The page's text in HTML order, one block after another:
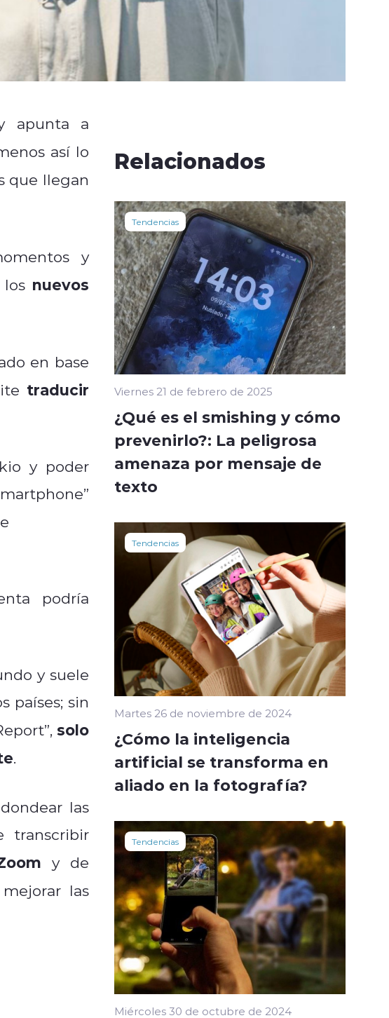
apunta a
así lo
que llegan
y
nuevos
en base
traducir
y poder
podría
y suele
países; sin
solo
.
las
transcribir
y de
las
Relacionados
Tendencias
Viernes 21 de febrero de 2025
¿Qué es el smishing y cómo
prevenirlo?: La peligrosa
amenaza por mensaje de
texto
Tendencias
Martes 26 de noviembre de 2024
¿Cómo la inteligencia
artificial se transforma en
aliado en la fotografía?
Tendencias
Miércoles 30 de octubre de 2024